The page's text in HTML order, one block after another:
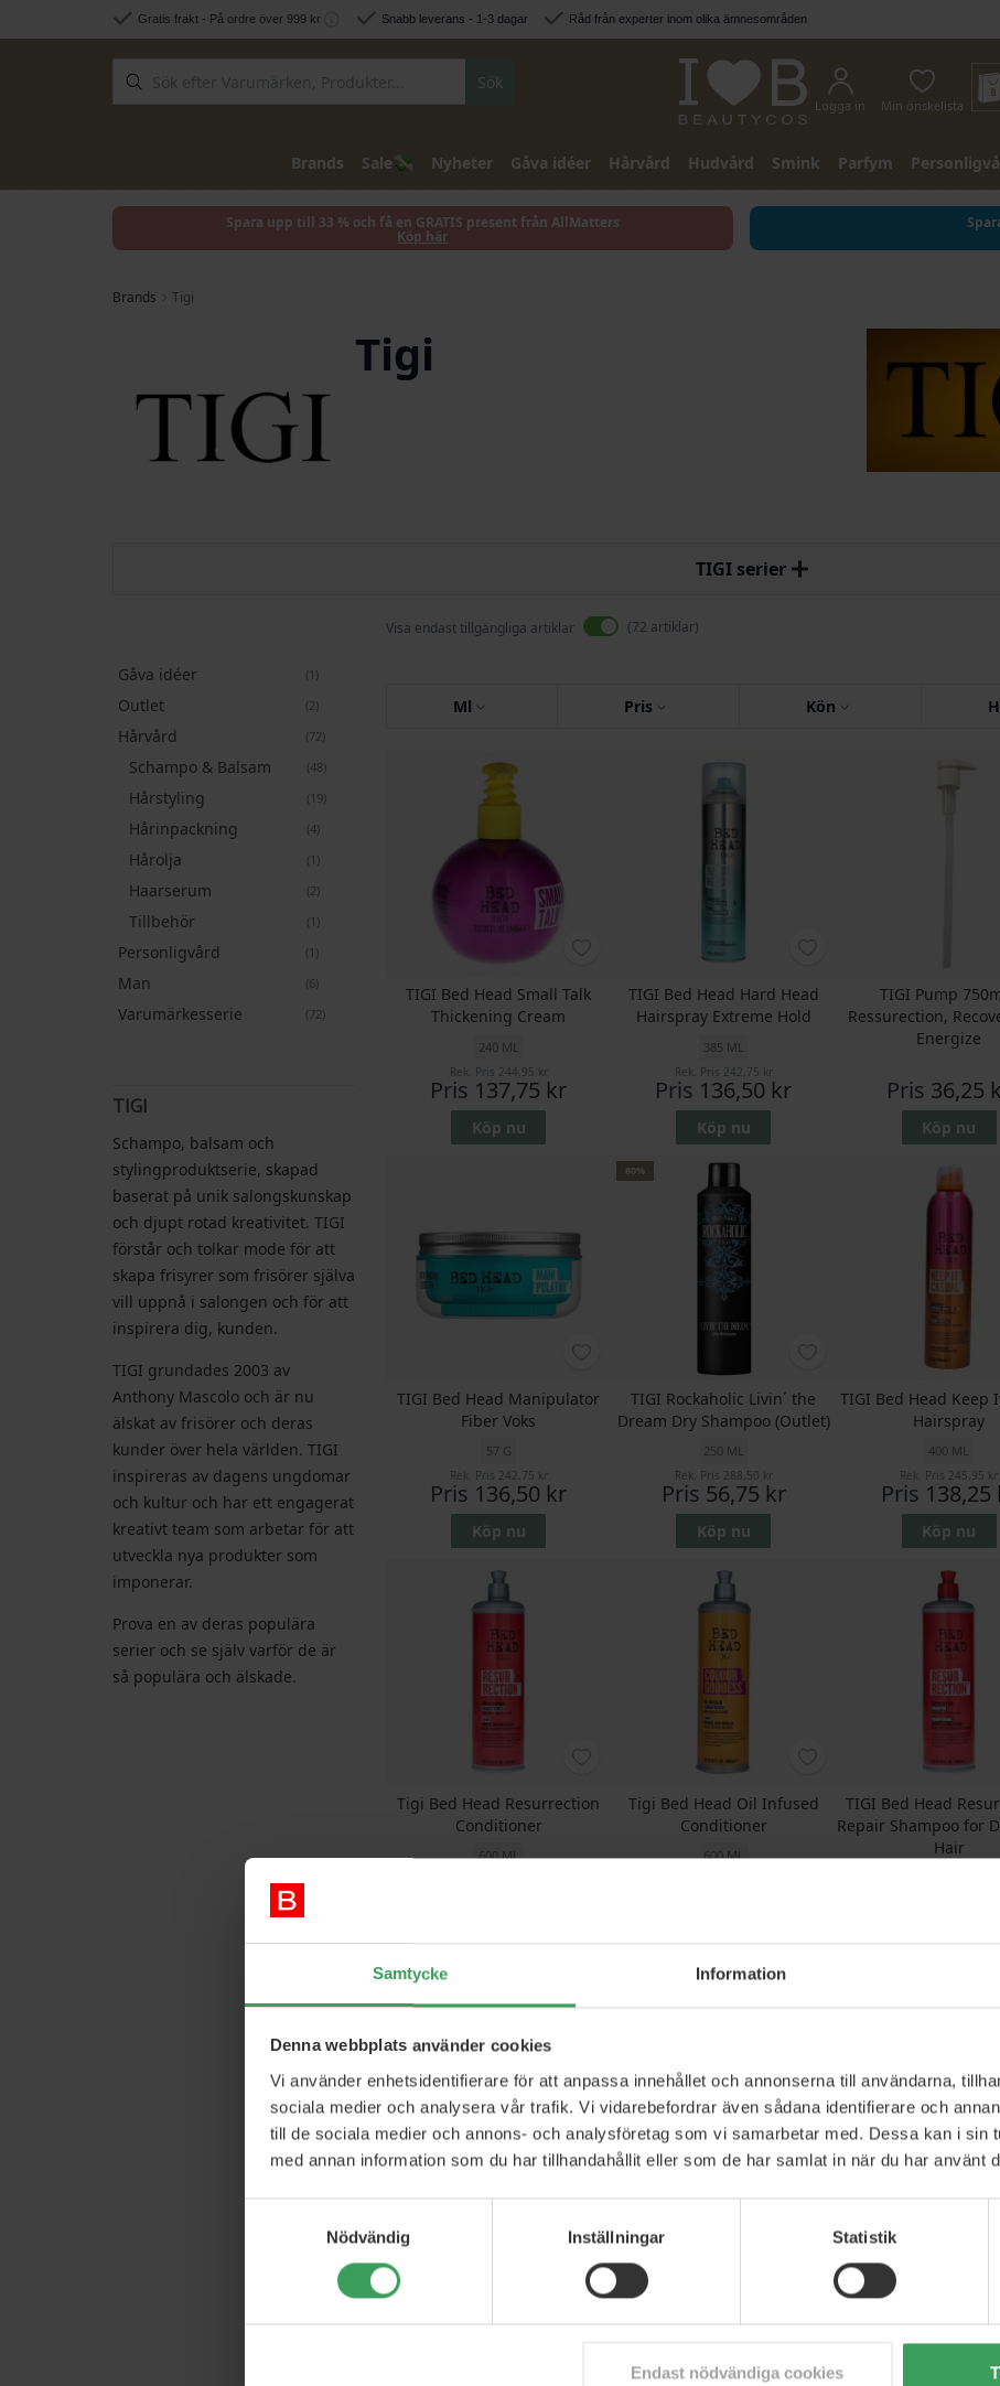
Samtycke Information
Denna webbplats använder cookies
Vi använder enhetsidentifierare för att anpassa innehållet och annonserna till användarna,
sociala medier och analysera vår trafik. Vi vidarebefordrar även sådana identifierare och
till de sociala medier och annons- och analysföretag som vi samarbetar med. Dessa kan i sin
med annan information som du har tillhandahållit eller som de har samlat in när du har använt
Nödvändig
Inställningar Statistik
Endast nödvändiga cookies
Hoppa till innehålletGratis frakt - På ordre över 999 kr Snabb leverans - 1-3 dagar Råd från experter inom olika ämnesområden
Sök
Logga in Min önskelista
Brands Sale💸 Nyheter Gåva idéer Hårvård Hudvård Smink Parfym
Spara upp till 33 % och få en GRATIS present från AllMatters
Köp här
Brands Tigi
Tigi
TIGI serier
Gåva idéer 1 artikel
Outlet 2artiklar
Hårvård 72artiklar
Schampo & Balsam 48artiklar
Hårstyling 19artiklar
Hårinpackning 4artiklar
Hårolja 1 artikel
Haarserum 2artiklar
Tillbehör 1 artikel
Personligvård 1 artikel
Man 6artiklar
Varumärkesserie 72artiklar
Visa endast tillgängliga artiklar 72 artiklar
Ml Pris Kön
TIGI Bed Head Small Talk
Thickening Cream
240 ML
Rek. Pris 244,95 kr
Pris 137,75 kr
Köp nu
TIGI Bed Head Hard Head
Hairspray Extreme Hold
385 ML
Rek. Pris 242,75 kr
Pris 136,50 kr
Köp nu
TIGI Pump
Ressurection,
Energize
Pris 36,25
Köp nu
TIGI Bed Head Manipulator
Fiber Voks
57 G
Rek. Pris 242,75 kr
Pris 136,50 kr
Köp nu
80%
TIGI Rockaholic Livin´ the
Dream Dry Shampoo (Outlet)
250 ML
Rek. Pris 288,50 kr
Pris 56,75 kr
Köp nu
TIGI Bed Head Keep
Hairspray
400 ML
Rek. Pris 245,95 kr
Pris 138,25
Köp nu
Tigi Bed Head Resurrection
Conditioner
600 ML
Tigi Bed Head Oil Infused
Conditioner
600 ML
TIGI Bed Head
Repair Shampoo for
Hair
Reconstructor Conditioner (u)
Pris142,25 kr
TIGI Bed Head Control Freak
Pris99,25 kr
Köp nu
TIGI Bed Head
Pris152,25
TIGI
Schampo, balsam och
stylingproduktserie, skapad
baserat på unik salongskunskap
och djupt rotad kreativitet. TIGI
förstår och tolkar mode för att
skapa frisyrer som frisörer själva
vill uppnå i salongen och för att
inspirera dig, kunden.
TIGI grundades 2003 av
Anthony Mascolo och är nu
älskat av frisörer och deras
kunder över hela världen. TIGI
inspireras av dagens ungdomar
och kultur och har ett engagerat
kreativt team som arbetar för att
utveckla nya produkter som
imponerar.
Prova en av deras populära
serier och se själv varför de är
så populära och älskade.